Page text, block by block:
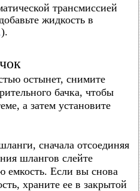
трансмиссией
жидкость в
).
остынет, снимите
бачка, чтобы
а затем установите
сначала отсоединяя
шлангов слейте
емкость. Если вы снова
храните ее в закрытой